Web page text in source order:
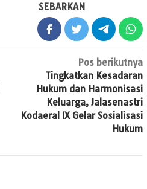
SEBARKAN
Pos berikutnya
Tingkatkan Kesadaran
Hukum dan Harmonisasi
Keluarga, Jalasenastri
Kodaeral IX Gelar Sosialisasi
Hukum